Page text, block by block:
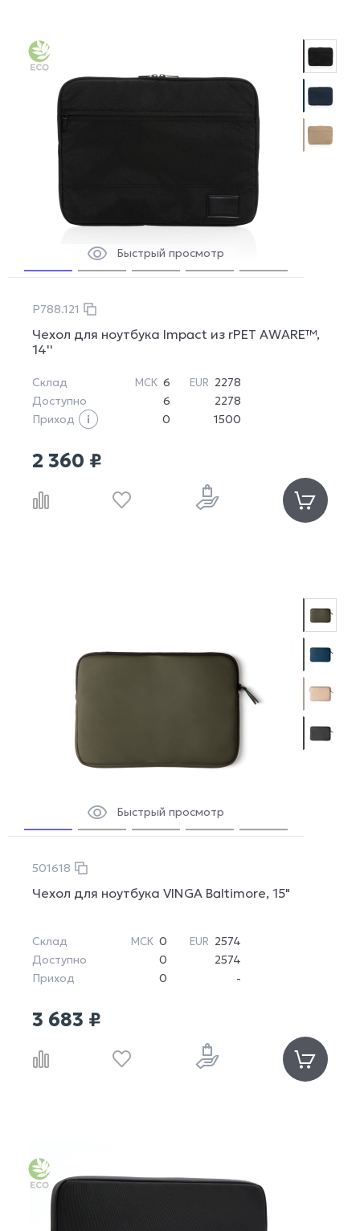
Быстрый просмотр
P788.121
Чехол для ноутбука Impact из rPET AWARE™,
14''
Склад МСК 6 EUR 2278
Доступно
6
2278
Приход
0 1500
2 360 ₽
Быстрый просмотр
501618
Чехол для ноутбука VINGA Baltimore, 15"
Склад МСК 0 EUR 2574
Доступно
0
2574
Приход
0 -
3 683 ₽